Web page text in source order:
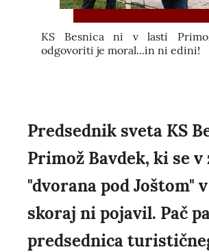
KS Besnica ni v lasti
odgovoriti je moral...in ni edini!
Predsednik sveta KS
Primož Bavdek, ki se v
"dvorana pod Joštom"
skoraj ni pojavil. Pač
predsednica